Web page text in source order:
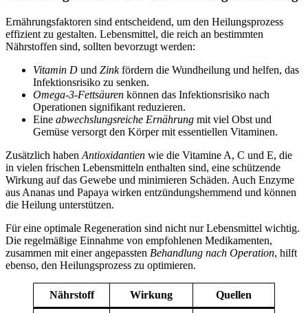
Ernährungsfaktoren sind entscheidend, um den Heilungsprozess
effizient zu gestalten. Lebensmittel, die reich an bestimmten
Nährstoffen sind, sollten bevorzugt werden:
Vitamin D und Zinkfördern die Wundheilung und helfen, das
Infektionsrisiko zu senken.
Omega-3-Fettsäuren können das Infektionsrisiko nach
Operationen signifikant reduzieren.
Eine abwechslungsreiche Ernährung mit viel Obst und
Gemüse versorgt den Körper mit essentiellen Vitaminen.
Zusätzlich haben Antioxidantien wie die Vitamine A, C und E, die
in vielen frischen Lebensmitteln enthalten sind, eine schützende
Wirkung auf das Gewebe und minimieren Schäden. Auch Enzyme
aus Ananas und Papaya wirken entzündungshemmend und können
die Heilung unterstützen.
Für eine optimale Regeneration sind nicht nur Lebensmittel wichtig.
Die regelmäßige Einnahme von empfohlenen Medikamenten,
zusammen mit einer angepassten Behandlung nach Operation, hilft
ebenso, den Heilungsprozess zu optimieren.
Nährstoff Wirkung Quellen